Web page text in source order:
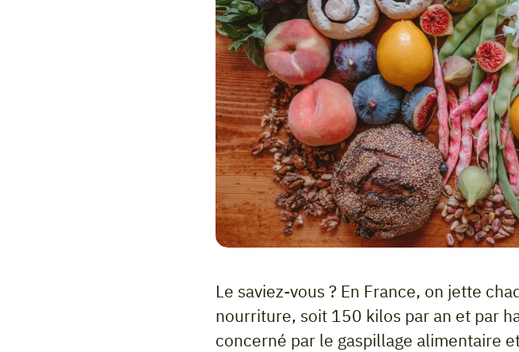
Le saviez-vous ? En France, on jette
nourriture, soit 150 kilos par an et par
concerné par le gaspillage alimentaire